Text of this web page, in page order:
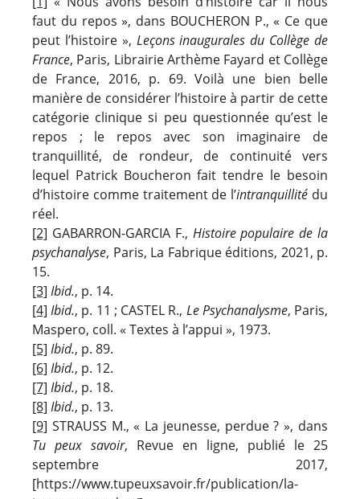
faut du repos », dans BOUCHERON P., « Ce que
peut l’histoire », Leçons inaugurales du Collège de
France, Paris, Librairie Arthème Fayard et Collège
de France, 2016, p. 69. Voilà une bien belle
manière de considérer l’histoire à partir de cette
catégorie clinique si peu questionnée qu’est le
repos ; le repos avec son imaginaire de
tranquillité, de rondeur, de continuité vers
lequel Patrick Boucheron fait tendre le besoin
d’histoire comme traitement de l’intranquillité du
réel.
[2] GABARRON-GARCIA F., Histoire populaire de la
psychanalyse, Paris, La Fabrique éditions, 2021, p.
15.
[3] Ibid., p. 14.
[4] Ibid., p. 11 ; CASTEL R., Le Psychanalysme, Paris,
Maspero, coll. « Textes à l’appui », 1973.
[5] Ibid., p. 89.
[6] Ibid., p. 12.
[7] Ibid., p. 18.
[8] Ibid., p. 13.
[9] STRAUSS M., « La jeunesse, perdue ? », dans
Tu peux savoir, Revue en ligne, publié le 25
septembre 2017,
[https://www.tupeuxsavoir.fr/publication/la-